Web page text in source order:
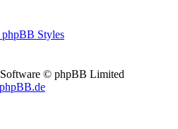
phpBB Styles
© phpBB Limited
phpBB.de